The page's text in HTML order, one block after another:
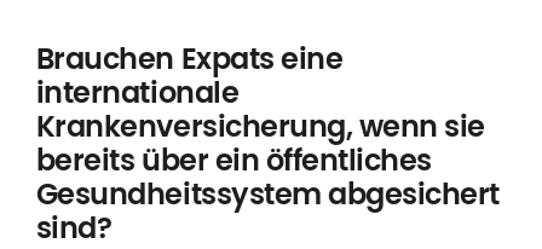
Brauchen Expats eine
internationale
Krankenversicherung, wenn sie
bereits über ein öffentliches
Gesundheitssystem abgesichert
sind?